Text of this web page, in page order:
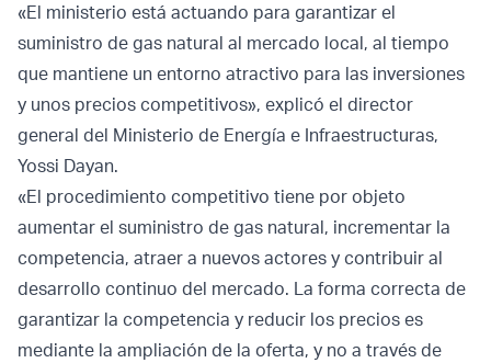
«El ministerio está actuando para garantizar el
suministro de gas natural al mercado local, al tiempo
que mantiene un entorno atractivo para las inversiones
y unos precios competitivos», explicó el director
general del Ministerio de Energía e Infraestructuras,
Yossi Dayan.
«El procedimiento competitivo tiene por objeto
aumentar el suministro de gas natural, incrementar la
competencia, atraer a nuevos actores y contribuir al
desarrollo continuo del mercado. La forma correcta de
garantizar la competencia y reducir los precios es
mediante la ampliación de la oferta, y no a través de